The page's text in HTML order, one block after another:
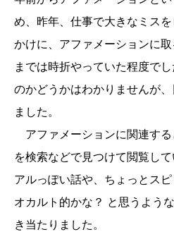
め、昨年、仕事で大きなミス
かけに、アファメーションに
までは時折やっていた程度で
のかどうかはわかりませんが
ました。
アファメーションに関連す
を検索などで見つけて閲覧し
アルっぽい話や、ちょっとス
オカルト的かな？ と思うよう
き当たりました。